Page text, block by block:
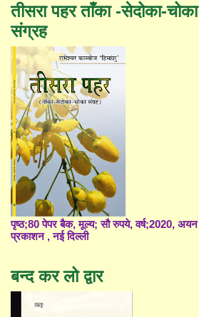
तीसरा पहर ताँका -सेदोका-चोका
संग्रह
पृष्ठ;80 पेपर बैक, मूल्य; सौ रुपये, वर्ष;2020, अयन
प्रकाशन , नई दिल्ली
बन्द कर लो द्वार